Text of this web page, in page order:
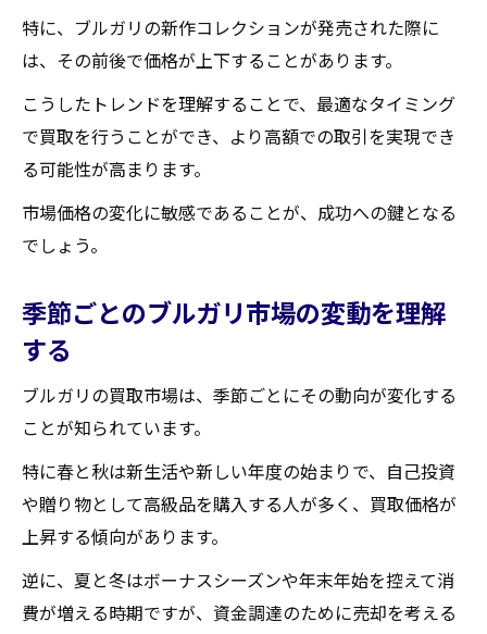
ブルガリ買取の裏情報を集める
地域内でのブルガリの人気デザインを調査
地域特有の経済状況を考慮した買取戦略
蔵王町でブルガリを賢く買取してもらうための
買取業者が求めるブルガリの条件を理解す
事前準備でブルガリの価値を高める方法
周辺地域の買取店舗を比較する
する
プロのアドバイザーに相談するメリット
ブルガリ買取の成功例を学ぶ
高額買取を実現するためのブルガリ査定時のポ
イント
査定前に確認すべきブルガリの特徴
鑑定士が注目するポイントを理解する
特に、ブルガリの新作コレクションが発売された際に
は、その前後で価格が上下することがあります。
こうしたトレンドを理解することで、最適なタイミング
で買取を行うことができ、より高額での取引を実現でき
る可能性が高まります。
市場価格の変化に敏感であることが、成功への鍵となる
でしょう。
季節ごとのブルガリ市場の変動を理解
する
ブルガリの買取市場は、季節ごとにその動向が変化する
ことが知られています。
特に春と秋は新生活や新しい年度の始まりで、自己投資
や贈り物として高級品を購入する人が多く、買取価格が
上昇する傾向があります。
逆に、夏と冬はボーナスシーズンや年末年始を控えて消
費が増える時期ですが、資金調達のために売却を考える